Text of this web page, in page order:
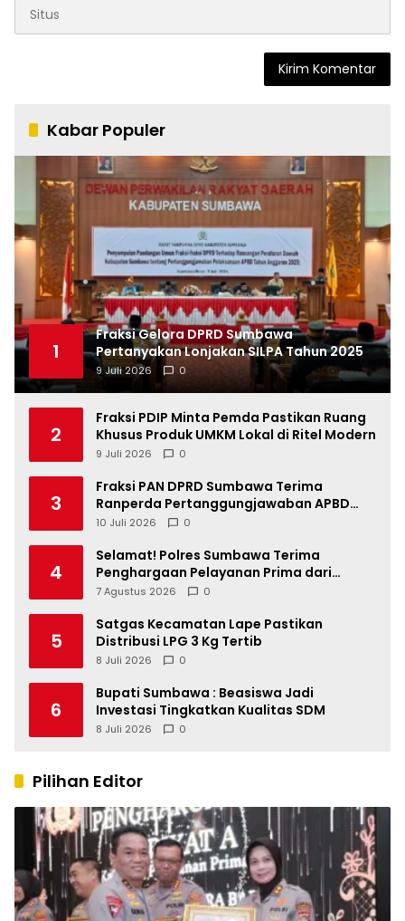
Kabar Populer
1
Fraksi Gelora DPRD Sumbawa
Pertanyakan Lonjakan SILPA Tahun 2025
9 Juli 2026 0
2
Fraksi PDIP Minta Pemda Pastikan Ruang
Khusus Produk UMKM Lokal di Ritel Modern
9 Juli 2026 0
3
Fraksi PAN DPRD Sumbawa Terima
Ranperda Pertanggungjawaban APBD
2025, Soroti SILPA Rp201,68 Miliar dan
10 Juli 2026 0
4
Selamat! Polres Sumbawa Terima
Penghargaan Pelayanan Prima dari
Kapolri
7 Agustus 2026 0
5
Satgas Kecamatan Lape Pastikan
Distribusi LPG 3 Kg Tertib
8 Juli 2026 0
6
Bupati Sumbawa : Beasiswa Jadi
Investasi Tingkatkan Kualitas SDM
8 Juli 2026 0
Pilihan Editor